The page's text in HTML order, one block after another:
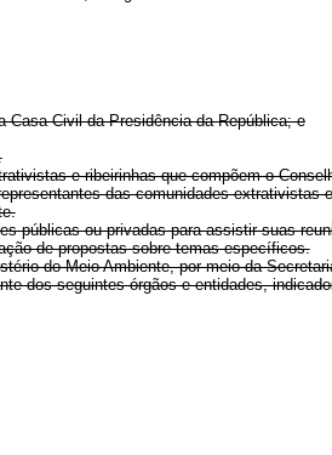
Casa Civil da Presidência da República; e
e ribeirinhas que compõem o
das comunidades extrativistas
públicas ou privadas para assistir suas
de propostas sobre temas específicos.
do Meio Ambiente, por meio da
dos seguintes órgãos e entidades,